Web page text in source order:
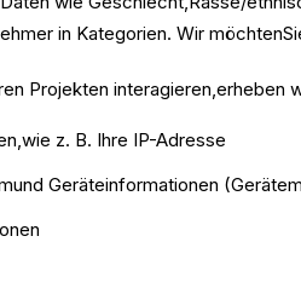
in Kategorien. Wir
Projekten
z. B. Ihre IP-Adresse
Geräteinformationen